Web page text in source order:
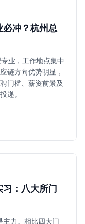
冲？杭州总
业，工作地点集中
链方向优势明显，
门槛、薪资前景及
递。
：八大所门
主力。相比四大门